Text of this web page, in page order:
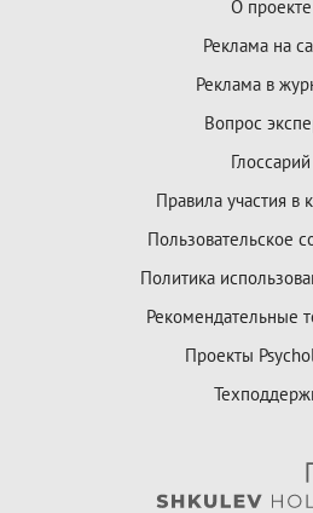
О проекте
Реклама на
Реклама в
Вопрос
Глоссарий
Правила участия в
Пользовательское
Политика
Рекомендательные
Проекты